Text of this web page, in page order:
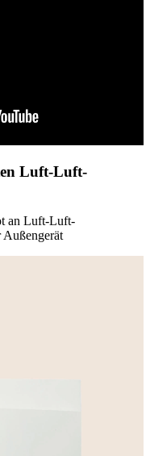
Luft-Luft-
an Luft-Luft-
Außengerät